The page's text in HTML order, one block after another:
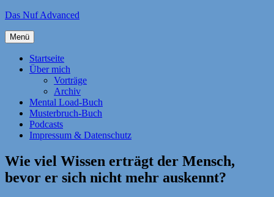
Zum
springen
Das Nuf Advanced
Menü
Startseite
Über mich
Vorträge
Archiv
Mental Load-Buch
Musterbruch-Buch
Podcasts
Impressum & Datenschutz
Wie viel Wissen erträgt der Mensch,
bevor er sich nicht mehr auskennt?